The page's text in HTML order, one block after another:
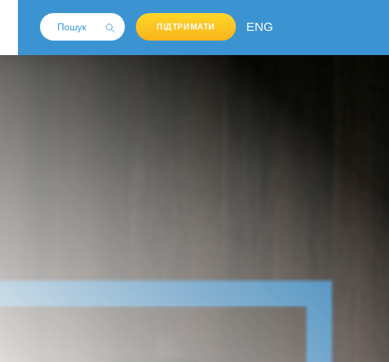
ПІДТРИМАТИ ENG